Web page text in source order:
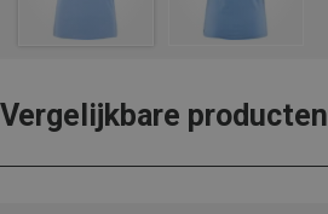
Vergelijkbare producten